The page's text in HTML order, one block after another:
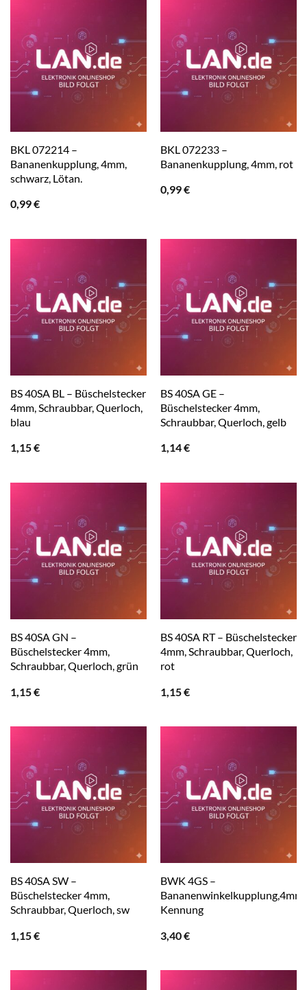
BKL 072214 –
Bananenkupplung, 4mm,
schwarz, Lötan.
0,99€
BKL 072233 –
Bananenkupplung, 4mm, rot
0,99€
BS 40SA BL – Büschelstecker
4mm, Schraubbar, Querloch,
blau
1,15€
BS 40SA GE –
Büschelstecker 4mm,
Schraubbar, Querloch, gelb
1,14€
BS 40SA GN –
Büschelstecker 4mm,
Schraubbar, Querloch, grün
1,15€
BS 40SA RT – Büschelstecker
4mm, Schraubbar, Querloch,
rot
1,15€
BS 40SA SW –
Büschelstecker 4mm,
Schraubbar, Querloch, sw
1,15€
BWK 4GS –
Kennung
3,40€